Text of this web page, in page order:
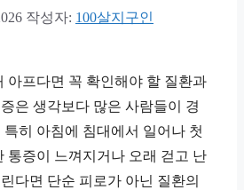
작성자: 100살지구인
아프다면 꼭 확인해야 할 질환과
은 생각보다 많은 사람들이 경
히 아침에 침대에서 일어나 첫
통증이 느껴지거나 오래 걷고 난
다면 단순 피로가 아닌 질환의